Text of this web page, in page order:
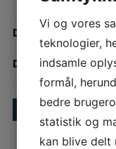
Dit postnummer
Din boligs areal
Vi og vores
teknologier,
indsamle
formål,
bedre
statistik og
kan blive delt